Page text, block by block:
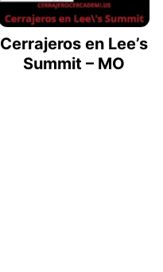
Cerrajeros en Lee’s
Summit – MO